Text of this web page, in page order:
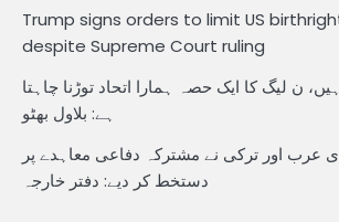
Trump signs orders to limit US
despite Supreme Court ruling
ن لیگ کا ایک حصہ ہمارا اتحاد توڑنا چاہتا
ہے: بلاول بھٹو
عرب اور ترکی نے مشترکہ دفاعی معاہدے پر
دستخط کر دیے: دفتر خارجہ